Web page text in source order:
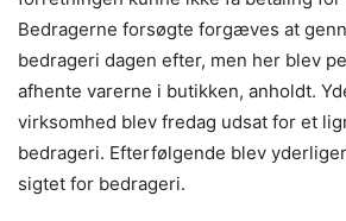
Bedragerne forsøgte forgæves at
bedrageri dagen efter, men her blev
afhente varerne i butikken, anholdt.
virksomhed blev fredag udsat for et
bedrageri. Efterfølgende blev
sigtet for bedrageri.